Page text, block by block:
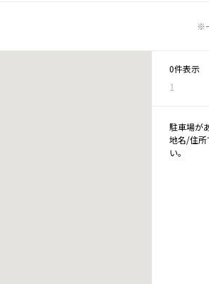
※
0件表示
1
駐車場が
地名/住所
い。